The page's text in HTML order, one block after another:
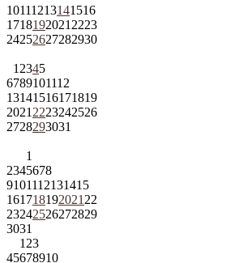
10111213141516
1718192021 2223
24252627282930
1 2345
6789101112
13141516171819
2021 2223242526
2728293031
1
2345678
9101112131415
161718192021 22
23242526272829
3031
1 23
45678910